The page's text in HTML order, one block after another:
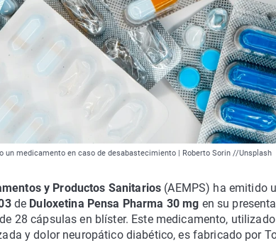
medicamento en caso de desabastecimiento | Roberto Sorin //Unsplash
y Productos Sanitarios (AEMPS) ha emitido
de Duloxetina Pensa Pharma 30 mg en su
28 cápsulas en blíster. Este medicamento,
y dolor neuropático diabético, es fabricado por